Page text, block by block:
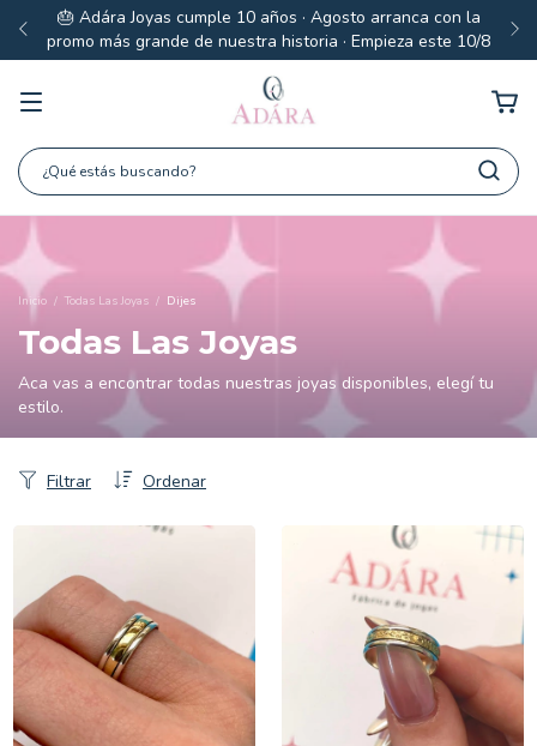
🎂 Adára Joyas cumple 10 años · Agosto arranca con la
promo más grande de nuestra historia · Empieza este 10/8
Inicio / Todas Las Joyas / Dijes
Todas Las Joyas
Aca vas a encontrar todas nuestras joyas disponibles, elegí tu
estilo.
Ordenar
Filtrar